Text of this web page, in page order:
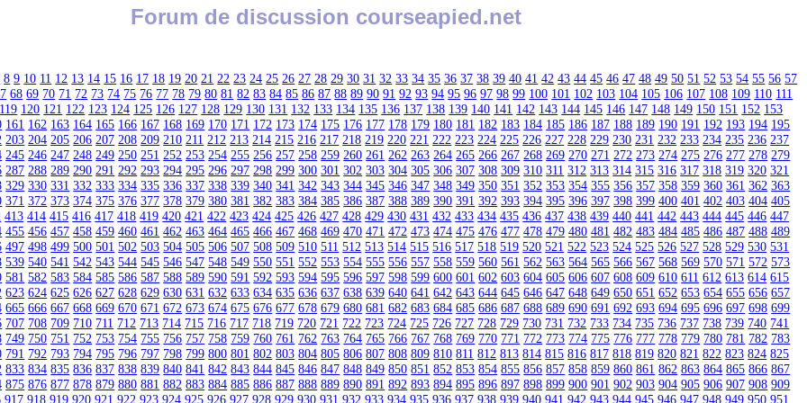
Forum de discussion courseapied.net
8 9 10 11 12 13 14 15 16 17 18 19 20 21 22 23 24 25 26 27 28 29 30 31 32 33 34 35 36 37 38 39 40 41 42 43 44 45 46 47 48 49 50 51 52 53 54 55 56 57
68 69 70 71 72 73 74 75 76 77 78 79 80 81 82 83 84 85 86 87 88 89 90 91 92 93 94 95 96 97 98 99 100 101 102 103 104 105 106 107 108 109 110 111
119 120 121 122 123 124 125 126 127 128 129 130 131 132 133 134 135 136 137 138 139 140 141 142 143 144 145 146 147 148 149 150 151 152 153
161 162 163 164 165 166 167 168 169 170 171 172 173 174 175 176 177 178 179 180 181 182 183 184 185 186 187 188 189 190 191 192 193 194 195
203 204 205 206 207 208 209 210 211 212 213 214 215 216 217 218 219 220 221 222 223 224 225 226 227 228 229 230 231 232 233 234 235 236 237
245 246 247 248 249 250 251 252 253 254 255 256 257 258 259 260 261 262 263 264 265 266 267 268 269 270 271 272 273 274 275 276 277 278 279
287 288 289 290 291 292 293 294 295 296 297 298 299 300 301 302 303 304 305 306 307 308 309 310 311 312 313 314 315 316 317 318 319 320 321
329 330 331 332 333 334 335 336 337 338 339 340 341 342 343 344 345 346 347 348 349 350 351 352 353 354 355 356 357 358 359 360 361 362 363
371 372 373 374 375 376 377 378 379 380 381 382 383 384 385 386 387 388 389 390 391 392 393 394 395 396 397 398 399 400 401 402 403 404 405
413 414 415 416 417 418 419 420 421 422 423 424 425 426 427 428 429 430 431 432 433 434 435 436 437 438 439 440 441 442 443 444 445 446 447
455 456 457 458 459 460 461 462 463 464 465 466 467 468 469 470 471 472 473 474 475 476 477 478 479 480 481 482 483 484 485 486 487 488 489
497 498 499 500 501 502 503 504 505 506 507 508 509 510 511 512 513 514 515 516 517 518 519 520 521 522 523 524 525 526 527 528 529 530 531
539 540 541 542 543 544 545 546 547 548 549 550 551 552 553 554 555 556 557 558 559 560 561 562 563 564 565 566 567 568 569 570 571 572 573
581 582 583 584 585 586 587 588 589 590 591 592 593 594 595 596 597 598 599 600 601 602 603 604 605 606 607 608 609 610 611 612 613 614 615
623 624 625 626 627 628 629 630 631 632 633 634 635 636 637 638 639 640 641 642 643 644 645 646 647 648 649 650 651 652 653 654 655 656 657
665 666 667 668 669 670 671 672 673 674 675 676 677 678 679 680 681 682 683 684 685 686 687 688 689 690 691 692 693 694 695 696 697 698 699
707 708 709 710 711 712 713 714 715 716 717 718 719 720 721 722 723 724 725 726 727 728 729 730 731 732 733 734 735 736 737 738 739 740 741
749 750 751 752 753 754 755 756 757 758 759 760 761 762 763 764 765 766 767 768 769 770 771 772 773 774 775 776 777 778 779 780 781 782 783
791 792 793 794 795 796 797 798 799 800 801 802 803 804 805 806 807 808 809 810 811 812 813 814 815 816 817 818 819 820 821 822 823 824 825
833 834 835 836 837 838 839 840 841 842 843 844 845 846 847 848 849 850 851 852 853 854 855 856 857 858 859 860 861 862 863 864 865 866 867
875 876 877 878 879 880 881 882 883 884 885 886 887 888 889 890 891 892 893 894 895 896 897 898 899 900 901 902 903 904 905 906 907 908 909
917 918 919 920 921 922 923 924 925 926 927 928 929 930 931 932 933 934 935 936 937 938 939 940 941 942 943 944 945 946 947 948 949 950 951